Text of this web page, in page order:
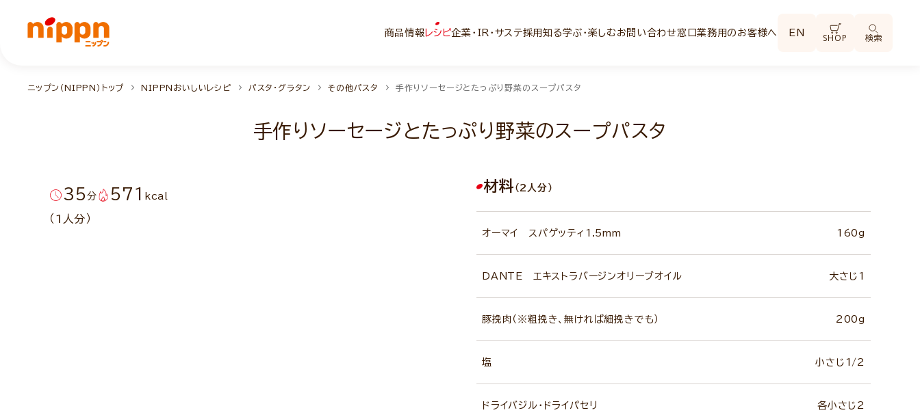
商品情報 レシピ企業・IR・サステ採用知る学ぶ・楽しむお問い合わせ窓口業務用のお客様へ EN SHOP 検索
ニップン（NIPPN）トップ NIPPNおいしいレシピ パスタ・グラタン その他パスタ 手作りソーセージとたっぷり野菜のスープパスタ
手作りソーセージとたっぷり野菜のスープパスタ
35 分 571 kcal
（1人分）
材料 （2人分）
オーマイ スパゲッティ1.5mm 160g
DANTE エキストラバージンオリーブオイル 大さじ1
豚挽肉（※粗挽き、無ければ細挽きでも） 200g
塩 小さじ1/2
ドライバジル・ドライパセリ 各小さじ2